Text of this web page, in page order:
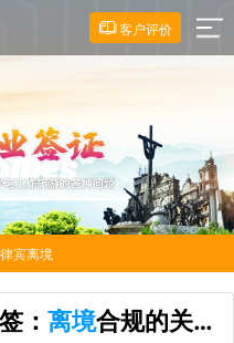
客户评价
宾离境
： 离境合规的关键一步